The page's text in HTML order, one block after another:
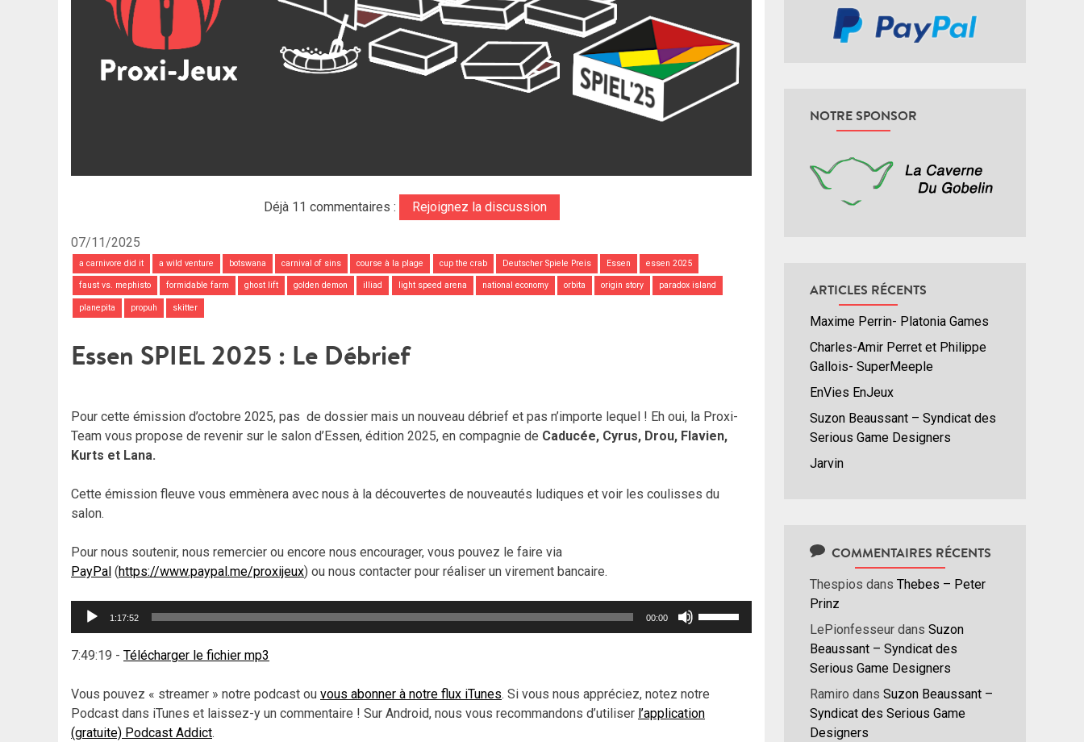
Déjà 11 commentaires : Rejoignez la discussion
07/11/2025
a carnivore did it a wild venture botswana carnival of sins course à la plage cup the crab Deutscher Spiele Preis Essen essen 2025
faust vs. mephisto formidable farm ghost lift golden demon illiad light speed arena national economy orbita origin story paradox island
planepita propuh skitter
Essen SPIEL 2025 : Le Débrief
Pour cette émission d’octobre 2025, pas de dossier mais un nouveau débrief et pas n’importe lequel ! Eh oui, la Proxi-
Team vous propose de revenir sur le salon d’Essen, édition 2025, en compagnie de Caducée, Cyrus, Drou, Flavien,
Kurts et Lana.
Cette émission fleuve vous emmènera avec nous à la découvertes de nouveautés ludiques et voir les coulisses du
salon.
Pour nous soutenir, nous remercier ou encore nous encourager, vous pouvez le faire via
PayPal (https://www.paypal.me/proxijeux) ou nous contacter pour réaliser un virement bancaire.
Lecteur
1:17:52 00:00
7:49:19 - Télécharger le fichier mp3
Vous pouvez « streamer » notre podcast ou vous abonner à notre flux iTunes. Si vous nous appréciez, notez notre
Podcast dans iTunes et laissez-y un commentaire ! Sur Android, nous vous recommandons d’utiliser l’application
(gratuite) Podcast Addict.
NOTRE SPONSOR
ARTICLES RÉCENTS
Maxime Perrin- Platonia Games
Charles-Amir Perret et Philippe
Gallois- SuperMeeple
EnVies EnJeux
Suzon Beaussant – Syndicat des
Serious Game Designers
Jarvin
COMMENTAIRES RÉCENTS
Thespios dans Thebes – Peter
Prinz
LePionfesseur dans Suzon
Beaussant – Syndicat des
Serious Game Designers
Ramiro dans Suzon Beaussant –
Syndicat des Serious Game
Designers